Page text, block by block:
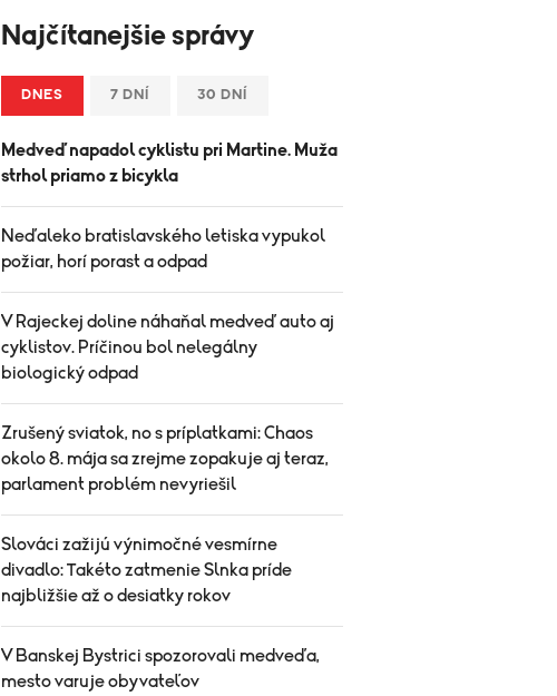
Najčítanejšie správy
DNES 7 DNÍ 30 DNÍ
Medveď napadol cyklistu pri Martine. Muža
strhol priamo z bicykla
Neďaleko bratislavského letiska vypukol
požiar, horí porast a odpad
V Rajeckej doline náhaňal medveď auto aj
cyklistov. Príčinou bol nelegálny
biologický odpad
Zrušený sviatok, no s príplatkami: Chaos
okolo 8. mája sa zrejme zopakuje aj teraz,
parlament problém nevyriešil
Slováci zažijú výnimočné vesmírne
divadlo: Takéto zatmenie Slnka príde
najbližšie až o desiatky rokov
V Banskej Bystrici spozorovali medveďa,
mesto varuje obyvateľov